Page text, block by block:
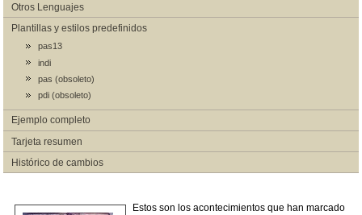
Otros Lenguajes
Plantillas y estilos predefinidos
pas13
indi
pas (obsoleto)
pdi (obsoleto)
Ejemplo completo
Tarjeta resumen
Histórico de cambios
Estos son los acontecimientos que han marcado